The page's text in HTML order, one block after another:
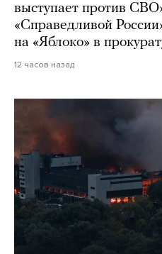
выступает против
«Справедливой
на «Яблоко» в
12 часов назад